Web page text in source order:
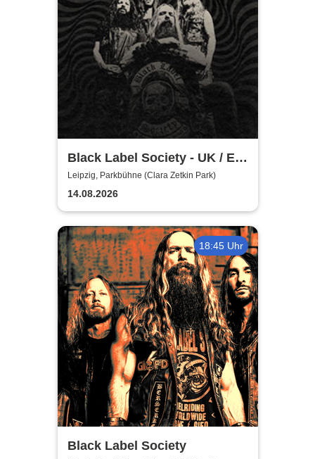
Black Label Society - UK / EU
TOUR 2026
Leipzig, Parkbühne (Clara Zetkin Park)
14.08.2026
18:45 Uhr
Black Label Society